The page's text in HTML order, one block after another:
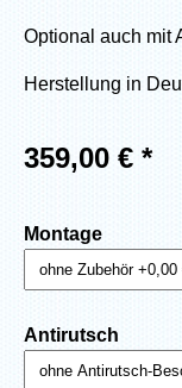
Optional auch mit
Herstellung in
359,00 € *
Montage
Antirutsch